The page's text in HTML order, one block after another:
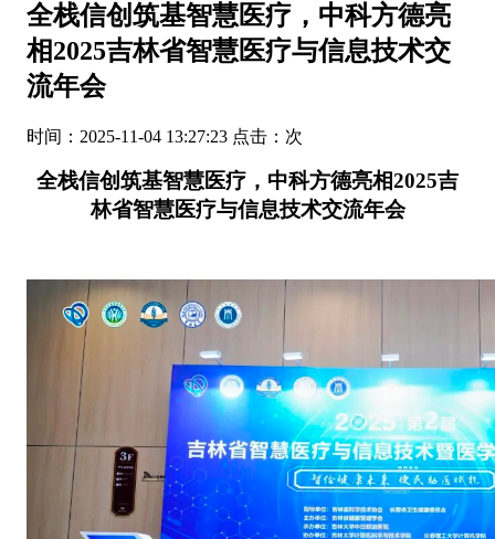
全栈信创筑基智慧医疗，中科方德亮
相2025吉林省智慧医疗与信息技术交
流年会
时间：2025-11-04 13:27:23 点击： 次
全栈信创筑基智慧医疗， 中科方德亮相2025吉
林省智慧医疗与信息技术交流年会